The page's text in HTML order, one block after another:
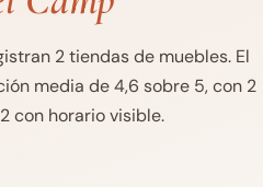
2 tiendas de muebles. El
media de 4,6 sobre 5, con 2
con horario visible.